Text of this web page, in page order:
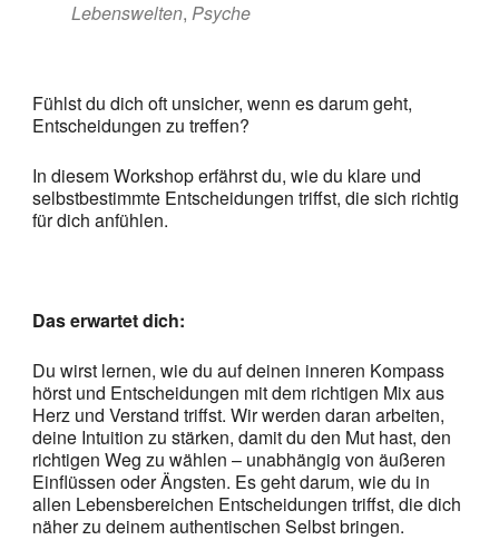
Lebenswelten, Psyche
Fühlst du dich oft unsicher, wenn es darum geht,
Entscheidungen zu treffen?
In diesem Workshop erfährst du, wie du klare und
selbstbestimmte Entscheidungen triffst, die sich richtig
für dich anfühlen.
Das erwartet dich:
Du wirst lernen, wie du auf deinen inneren Kompass
hörst und Entscheidungen mit dem richtigen Mix aus
Herz und Verstand triffst. Wir werden daran arbeiten,
deine Intuition zu stärken, damit du den Mut hast, den
richtigen Weg zu wählen – unabhängig von äußeren
Einflüssen oder Ängsten. Es geht darum, wie du in
allen Lebensbereichen Entscheidungen triffst, die dich
näher zu deinem authentischen Selbst bringen.